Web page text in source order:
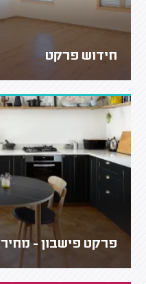
חידוש פרקט
פרקט פישבון - מחיר